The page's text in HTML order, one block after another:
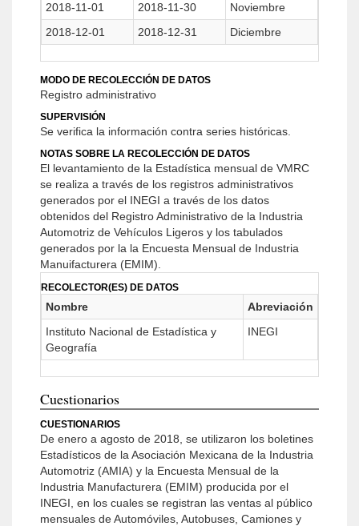
2018-11-01
2018-11-30
Noviembre
2018-12-01
2018-12-31 Diciembre
MODO DE RECOLECCIÓN DE DATOS
Registro administrativo
SUPERVISIÓN
Se verifica la información contra series históricas.
NOTAS SOBRE LA RECOLECCIÓN DE DATOS
El levantamiento de la Estadística mensual de VMRC
se realiza a través de los registros administrativos
generados por el INEGI a través de los datos
obtenidos del Registro Administrativo de la Industria
Automotriz de Vehículos Ligeros y los tabulados
generados por la la Encuesta Mensual de Industria
Manuifacturera (EMIM).
RECOLECTOR(ES) DE DATOS
Nombre
Abreviación
Instituto Nacional de Estadística y
Geografía
INEGI
Cuestionarios
CUESTIONARIOS
De enero a agosto de 2018, se utilizaron los boletines
Estadísticos de la Asociación Mexicana de la Industria
Automotriz (AMIA) y la Encuesta Mensual de la
Industria Manufacturera (EMIM) producida por el
INEGI, en los cuales se registran las ventas al público
mensuales de Automóviles, Autobuses, Camiones y